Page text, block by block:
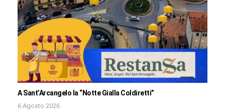
A Sant’Arcangelo la “Notte Gialla Coldiretti”
6 Agosto 2026